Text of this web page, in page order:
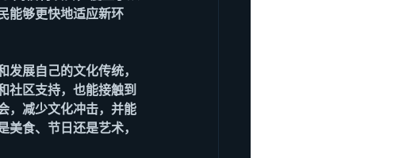
能够更快地适应新环
展自己的文化传统，
社区支持，也能接触到
，减少文化冲击，并能
食、节日还是艺术，